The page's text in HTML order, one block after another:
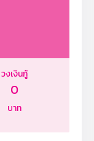
วงเงินกู้
0
บาท